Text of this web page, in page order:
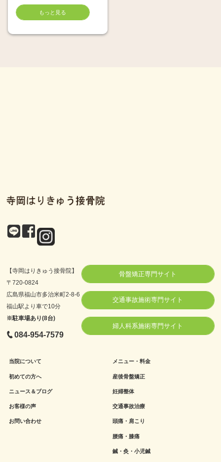
もっと見る
【寺岡はりきゅう接骨院】
〒720-0824
広島県福山市多治米町2-8-6
福山駅より車で10分
※駐車場あり(8台)
084-954-7579
骨盤矯正専門サイト
交通事故施術専門サイト
婦人科系施術専門サイト
当院について
初めての方へ
ニュース＆ブログ
お客様の声
お問い合わせ
メニュー・料金
産後骨盤矯正
妊婦整体
交通事故治療
頭痛・肩こり
腰痛・膝痛
鍼・灸・小児鍼